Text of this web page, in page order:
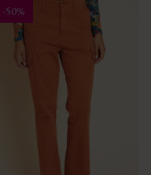
-50%